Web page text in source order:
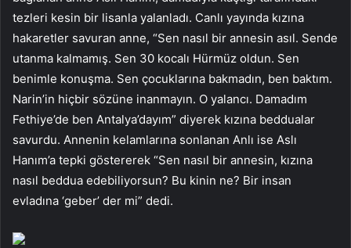
tezleri kesin bir lisanla yalanladı. Canlı yayında kızına
hakaretler savuran anne, “Sen nasıl bir annesin asıl. Sende
utanma kalmamış. Sen 30 kocalı Hürmüz oldun. Sen
benimle konuşma. Sen çocuklarına bakmadın, ben baktım.
Narin’in hiçbir sözüne inanmayın. O yalancı. Damadım
Fethiye’de ben Antalya’dayım” diyerek kızına beddualar
savurdu. Annenin kelamlarına sonlanan Anlı ise Aslı
Hanım’a tepki göstererek “Sen nasıl bir annesin, kızına
nasıl beddua edebiliyorsun? Bu kinin ne? Bir insan
evladına ‘geber’ der mi” dedi.